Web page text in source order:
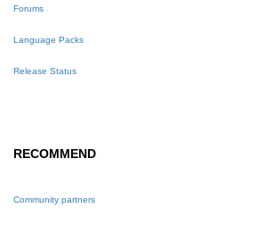
Forums
Language Packs
Release Status
RECOMMEND
Community partners